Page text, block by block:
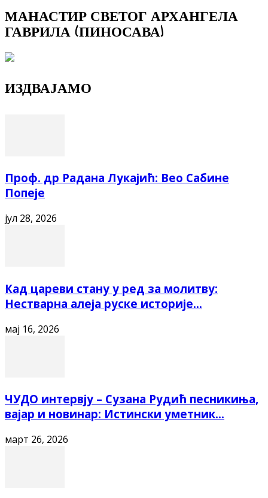
МАНАСТИР СВЕТОГ АРХАНГЕЛА
ГАВРИЛА (ПИНОСАВА)
ИЗДВАЈАМО
Проф. др Радана Лукајић: Вео Сабине
Попеје
јул 28, 2026
Кад цареви стану у ред за молитву:
Нестварна алеја руске историје...
мај 16, 2026
ЧУДО интервју – Сузана Рудић песникиња,
вајар и новинар: Истински уметник...
март 26, 2026